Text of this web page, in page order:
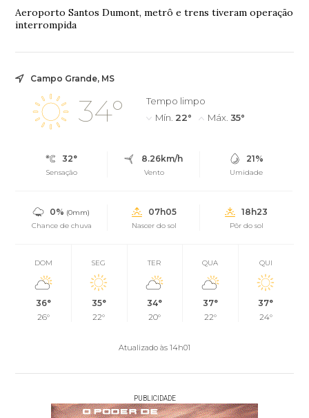
Aeroporto Santos Dumont, metrô e trens tiveram operação
interrompida
Campo Grande, MS
34°
Tempo limpo
Mín. 22° Máx. 35°
32°
Sensação
8.26km/h
Vento
21%
Umidade
0% (0mm)
Chance de chuva
07h05
Nascer do sol
18h23
Pôr do sol
DOM
36°
26°
SEG
35°
22°
TER
34°
20°
QUA
37°
22°
QUI
37°
24°
Atualizado às 14h01
PUBLICIDADE